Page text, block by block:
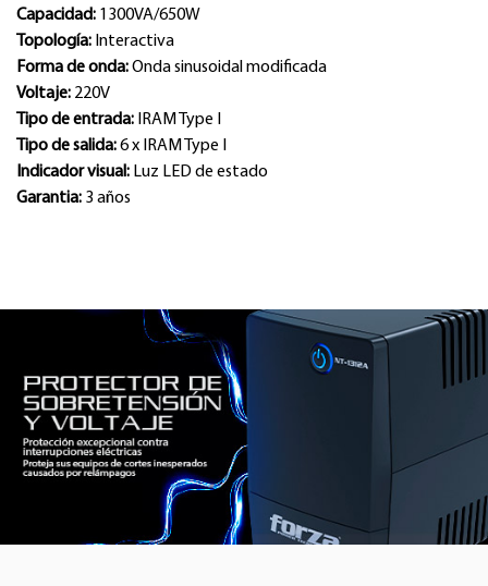
Capacidad: 1300VA/650W
Topología: Interactiva
Forma de onda:Onda sinusoidal modificada
Voltaje: 220V
Tipo de entrada: IRAM Type I
Tipo de salida:6 x IRAM Type I
Indicador visual: Luz LED de estado
Garantia: 3 años